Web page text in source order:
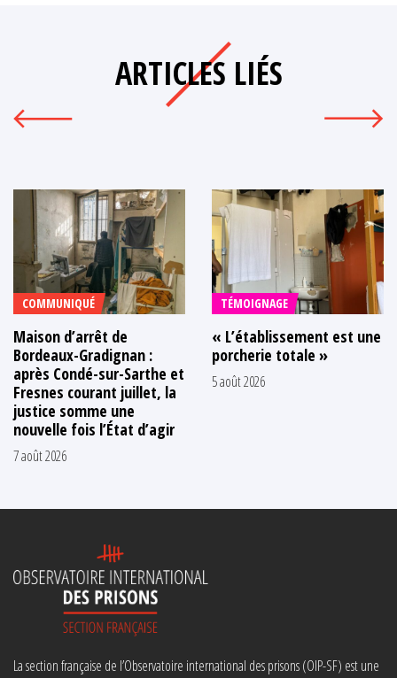
ARTICLES LIÉS
COMMUNIQUÉ
Maison d’arrêt de
Bordeaux-Gradignan :
après Condé-sur-Sarthe et
Fresnes courant juillet, la
justice somme une
nouvelle fois l’État d’agir
7 août 2026
TÉMOIGNAGE
« L’établissement est une
porcherie totale »
5 août 2026
La section française de l’Observatoire international des prisons (OIP-SF) est une